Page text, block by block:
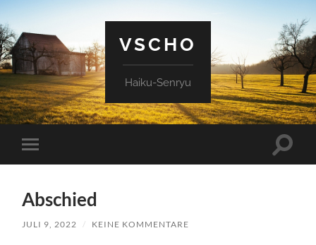
VSCHO
Haiku-Senryu
Mobile-
Menü
Abschied
JULI 9, 2022 / KEINE KOMMENTARE